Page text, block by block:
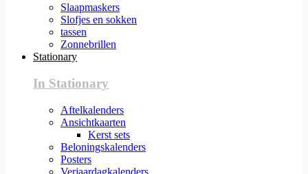
Slaapmaskers
Slofjes en sokken
tassen
Zonnebrillen
Stationary
In Stationary
Aftelkalenders
Ansichtkaarten
Kerst sets
Beloningskalenders
Posters
Verjaardagkalenders